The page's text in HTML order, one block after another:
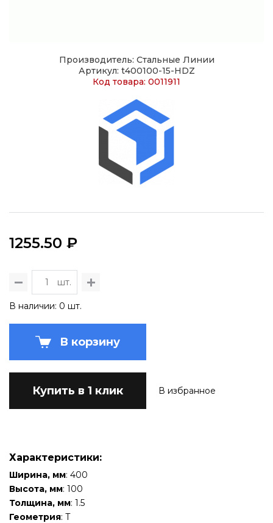
Производитель: Стальные Линии
Артикул: t400100-15-HDZ
Код товара: 0011911
1255.50 ₽
шт.
В наличии: 0 шт.
В корзину
Купить в 1 клик В избранное
Характеристики:
Ширина, мм: 400
Высота, мм: 100
Толщина, мм: 1.5
Геометрия: Т